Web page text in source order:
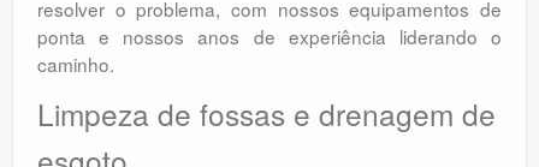
resolver o problema, com nossos equipamentos de
ponta e nossos anos de experiência liderando o
caminho.
Limpeza de fossas e drenagem de